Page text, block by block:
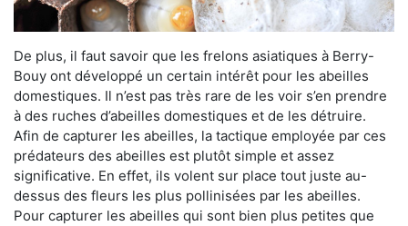
De plus, il faut savoir que les frelons asiatiques à Berry-
Bouy ont développé un certain intérêt pour les abeilles
domestiques. Il n’est pas très rare de les voir s’en prendre
à des ruches d’abeilles domestiques et de les détruire.
Afin de capturer les abeilles, la tactique employée par ces
prédateurs des abeilles est plutôt simple et assez
significative. En effet, ils volent sur place tout juste au-
dessus des fleurs les plus pollinisées par les abeilles.
Pour capturer les abeilles qui sont bien plus petites que